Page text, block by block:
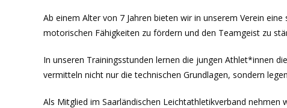
Ab einem Alter von 7 Jahren bieten wir in unserem Verein
motorischen Fähigkeiten zu fördern und den Teamgeist zu
In unseren Trainingsstunden lernen die jungen Athlet*innen
vermitteln nicht nur die technischen Grundlagen, sondern
Als Mitglied im Saarländischen Leichtathletikverband